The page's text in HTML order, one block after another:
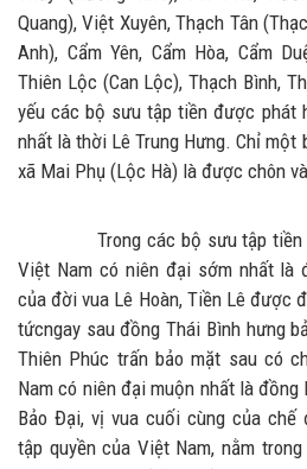
Quang), Việt Xuyên, Thạch Tân
Anh), Cẩm Yên, Cẩm Hòa, Cẩm
Thiên Lộc (Can Lộc), Thạch Bình,
yếu các bộ sưu tập tiền được phát
nhất là thời Lê Trung Hưng. Chỉ
xã Mai Phụ (Lộc Hà) là được chôn
Trong các bộ sưu tập tiền
Việt Nam có niên đại sớm nhất là
của đời vua Lê Hoàn, Tiền Lê được
tứcngay sau đồng Thái Bình hưng
Thiên Phúc trấn bảo mặt sau có
Nam có niên đại muộn nhất là đồng
Bảo Đại, vị vua cuối cùng của chế
tập quyền của Việt Nam, nằm